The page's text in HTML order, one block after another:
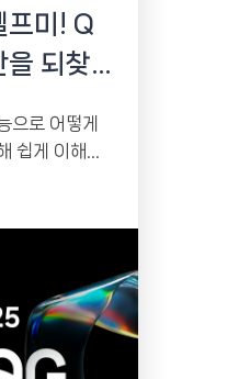
미! Q
되찾
로 어떻게
쉽게 이해할